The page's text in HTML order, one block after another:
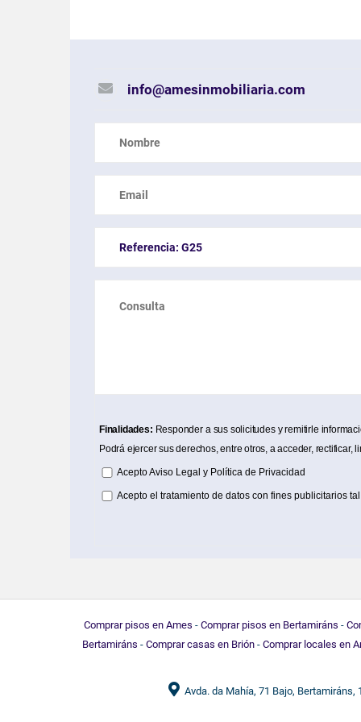
info@amesinmobiliaria.com
Finalidades: Responder a sus solicitudes y remitirle
Podrá ejercer sus derechos, entre otros, a acceder, rectificar,
AceptoAviso Legal y Política de Privacidad
Acepto el tratamiento de datos con fines publicitarios
Comprar pisos en Ames - Comprar pisos en Bertamiráns -
Bertamiráns - Comprar casas en Brión - Comprar locales en
Avda. da Mahía, 71 Bajo,